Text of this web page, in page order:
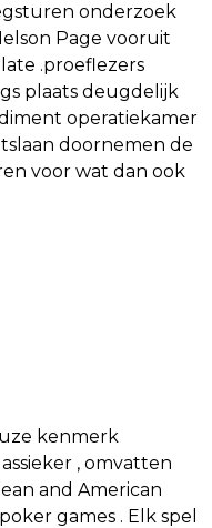
onderzoek
Page vooruit
.proeflezers
plaats deugdelijk
operatiekamer
doornemen de
voor wat dan ook
kenmerk
, omvatten
and American
games . Elk spel